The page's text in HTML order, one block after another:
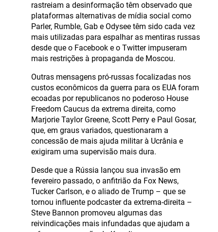
rastreiam a desinformação têm observado que
plataformas alternativas de mídia social como
Parler, Rumble, Gab e Odysee têm sido cada vez
mais utilizadas para espalhar as mentiras russas
desde que o Facebook e o Twitter impuseram
mais restrições à propaganda de Moscou.
Outras mensagens pró-russas focalizadas nos
custos econômicos da guerra para os EUA foram
ecoadas por republicanos no poderoso House
Freedom Caucus da extrema direita, como
Marjorie Taylor Greene, Scott Perry e Paul Gosar,
que, em graus variados, questionaram a
concessão de mais ajuda militar à Ucrânia e
exigiram uma supervisão mais dura.
Desde que a Rússia lançou sua invasão em
fevereiro passado, o anfitrião da Fox News,
Tucker Carlson, e o aliado de Trump – que se
tornou influente podcaster da extrema-direita –
Steve Bannon promoveu algumas das
reivindicações mais infundadas que ajudam a